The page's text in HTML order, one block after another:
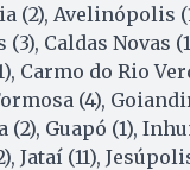
(2), Avelinópolis
(3), Caldas Novas
Carmo do Rio
(4),
(2), Guapó (1),
Jataí (11),